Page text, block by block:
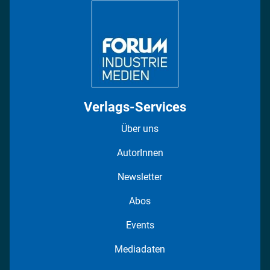
Verlags-Services
Über uns
AutorInnen
Newsletter
Abos
Events
Mediadaten